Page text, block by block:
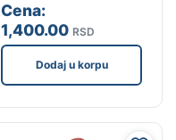
Cena:
1,400.00 RSD
Dodaj u korpu